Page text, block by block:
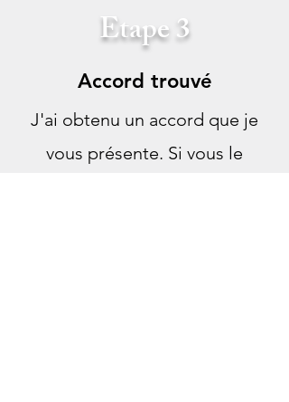
Etape 3
Accord trouvé
J'ai obtenu un accord que je
vous présente. Si vous le